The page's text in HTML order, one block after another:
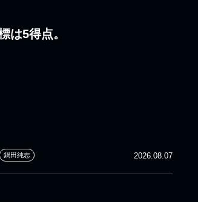
は5得点。
2026.08.07
鍋田純志